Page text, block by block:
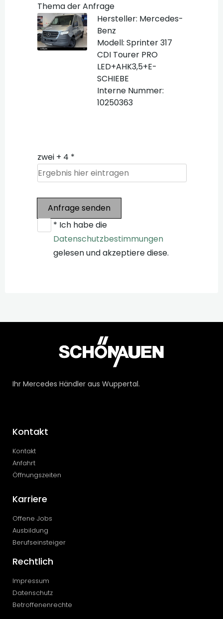
Thema der Anfrage
Hersteller: Mercedes-
Benz
Modell: Sprinter 317
CDI Tourer PRO
LED+AHK3,5+E-
SCHIEBE
Interne Nummer:
10250363
zwei + 4 *
Anfrage senden
* Ich habe die
Datenschutzbestimmungen
gelesen und akzeptiere diese.
Ihr Mercedes Händler aus Wuppertal.
Kontakt
Kontakt
Anfahrt
Öffnungszeiten
Karriere
Offene Jobs
Ausbildung
Berufseinsteiger
Rechtlich
Impressum
Datenschutz
Betroffenenrechte